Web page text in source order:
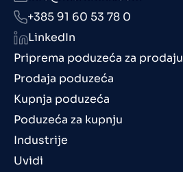
Priprema poduzeća za prodaju
Prodaja poduzeća
Kupnja poduzeća
Poduzeća za kupnju
Industrije
Uvidi
+385 91 60 53 78 0
LinkedIn